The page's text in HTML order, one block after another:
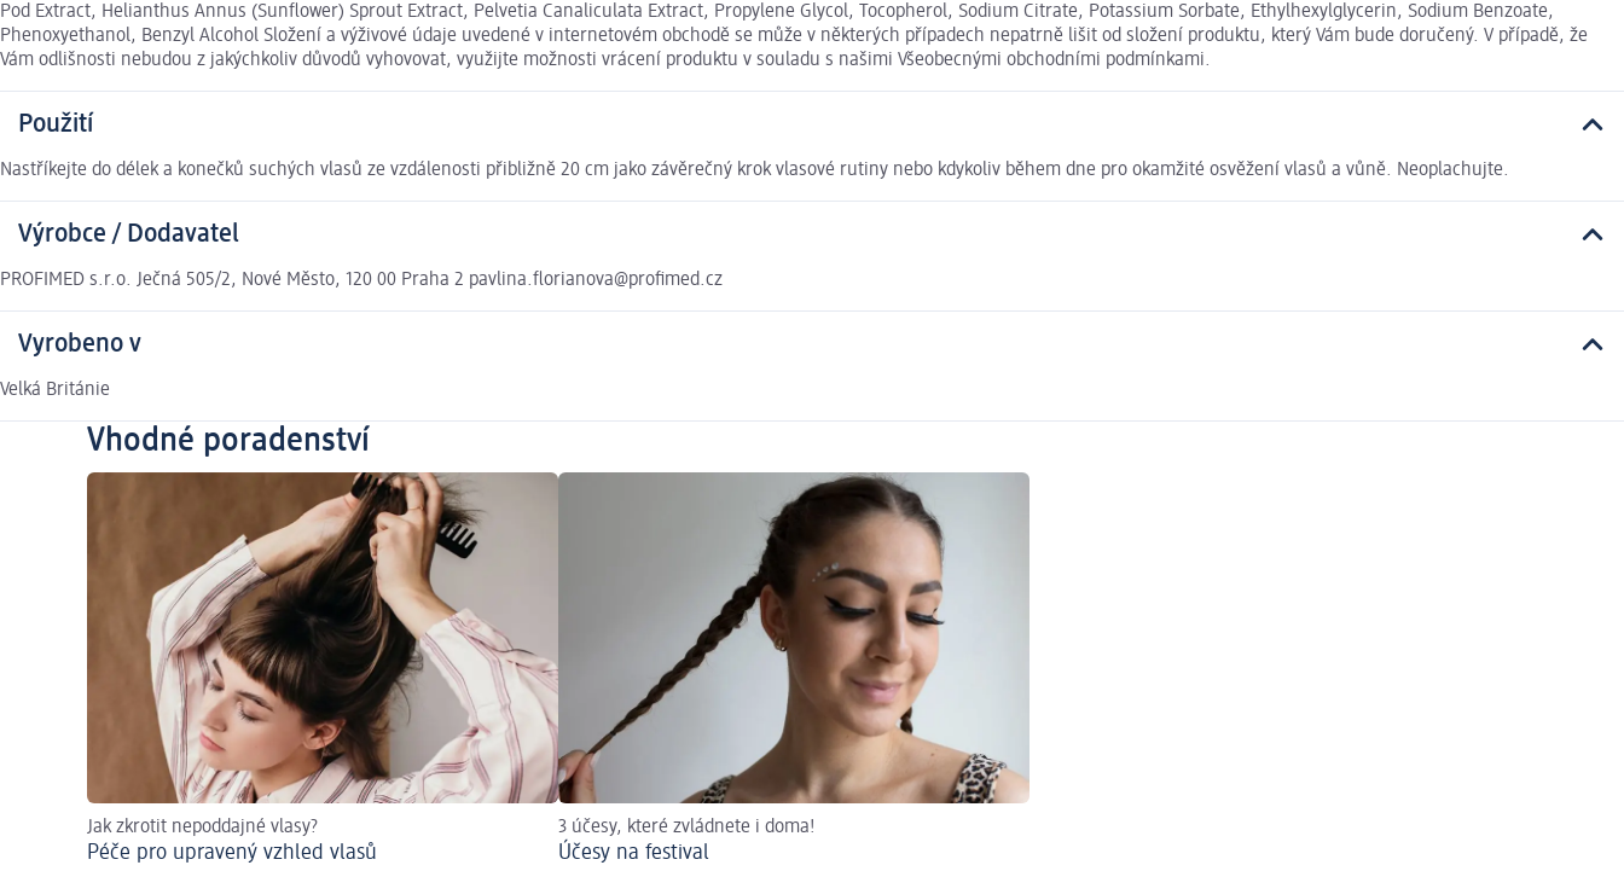
Pod Extract, Helianthus Annus (Sunflower) Sprout Extract, Pelvetia Canaliculata Extract, Propylene Glycol, Tocopherol, Sodium Citrate, Potassium Sorbate, Ethylhexylglycerin, Sodium Benzoate,
Phenoxyethanol, Benzyl Alcohol Složení a výživové údaje uvedené v internetovém obchodě se může v některých případech nepatrně lišit od složení produktu, který Vám bude doručený. V případě, že
Vám odlišnosti nebudou z jakýchkoliv důvodů vyhovovat, využijte možnosti vrácení produktu v souladu s našimi Všeobecnými obchodními podmínkami.
Použití
Nastříkejte do délek a konečků suchých vlasů ze vzdálenosti přibližně 20 cm jako závěrečný krok vlasové rutiny nebo kdykoliv během dne pro okamžité osvěžení vlasů a vůně. Neoplachujte.
Výrobce / Dodavatel
PROFIMED s.r.o. Ječná 505/2, Nové Město, 120 00 Praha 2 pavlina.florianova@profimed.cz
Vyrobeno v
Velká Británie
Vhodné poradenství
Jak zkrotit nepoddajné vlasy?
Péče pro upravený vzhled vlasů
3 účesy, které zvládnete i doma!
Účesy na festival